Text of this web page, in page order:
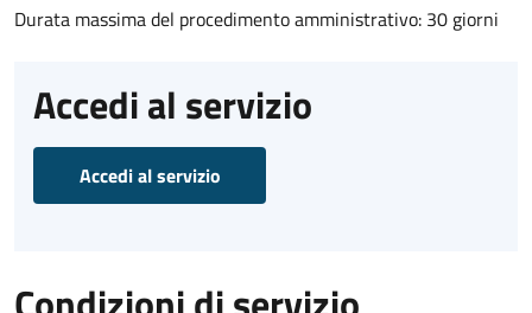
Durata massima del procedimento amministrativo: 30 giorni
Accedi al servizio
Accedi al servizio